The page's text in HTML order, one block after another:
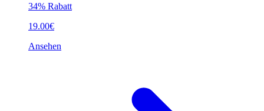
34% Rabatt
19.00€
Ansehen